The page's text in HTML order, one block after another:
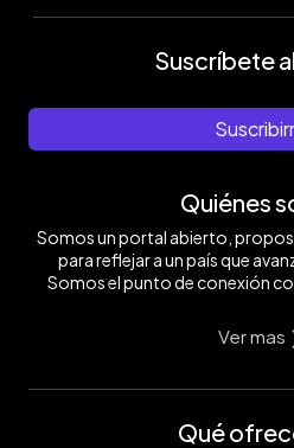
Suscríbete
Quiénes
Somos un portal abierto,
para reflejar a un país que
Somos el punto de conexión
Ver mas
Qué